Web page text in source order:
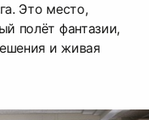
Это место,
полёт фантазии,
и живая